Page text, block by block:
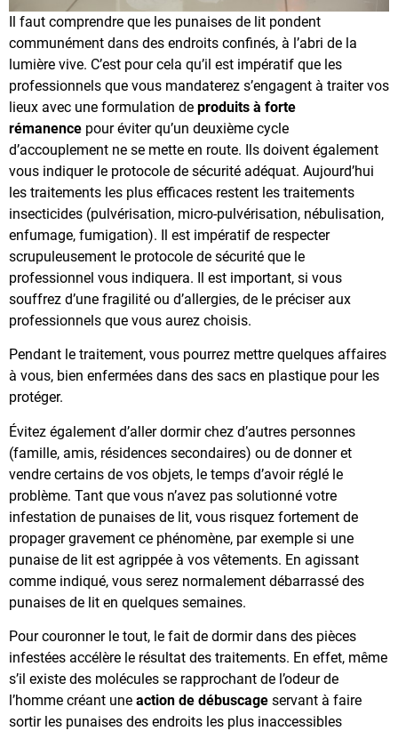
Il faut comprendre que les punaises de lit pondent
communément dans des endroits confinés, à l’abri de la
lumière vive. C’est pour cela qu’il est impératif que les
professionnels que vous mandaterez s’engagent à traiter vos
lieux avec une formulation de produits à forte
rémanence pour éviter qu’un deuxième cycle
d’accouplement ne se mette en route. Ils doivent également
vous indiquer le protocole de sécurité adéquat. Aujourd’hui
les traitements les plus efficaces restent les traitements
insecticides (pulvérisation, micro-pulvérisation, nébulisation,
enfumage, fumigation). Il est impératif de respecter
scrupuleusement le protocole de sécurité que le
professionnel vous indiquera. Il est important, si vous
souffrez d’une fragilité ou d’allergies, de le préciser aux
professionnels que vous aurez choisis.
Pendant le traitement, vous pourrez mettre quelques affaires
à vous, bien enfermées dans des sacs en plastique pour les
protéger.
Évitez également d’aller dormir chez d’autres personnes
(famille, amis, résidences secondaires) ou de donner et
vendre certains de vos objets, le temps d’avoir réglé le
problème. Tant que vous n’avez pas solutionné votre
infestation de punaises de lit, vous risquez fortement de
propager gravement ce phénomène, par exemple si une
punaise de lit est agrippée à vos vêtements. En agissant
comme indiqué, vous serez normalement débarrassé des
punaises de lit en quelques semaines.
Pour couronner le tout, le fait de dormir dans des pièces
infestées accélère le résultat des traitements. En effet, même
s’il existe des molécules se rapprochant de l’odeur de
l’homme créant une action de débuscage servant à faire
sortir les punaises des endroits les plus inaccessibles